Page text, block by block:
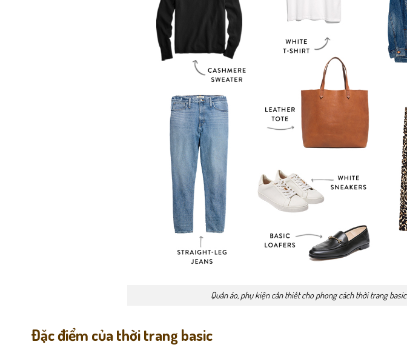
Quần áo, phụ kiện cần thiết cho phong cách thời trang basic
Đặc điểm của thời trang basic